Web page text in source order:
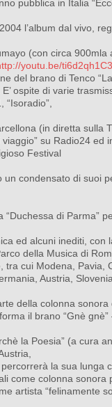
pubblica in Italia
l’album dal vivo,
(con circa
youtu.be/
del brano di Tenco “La
ospite di varie
(in diretta sulla
su Radio24 ed
Festival
un condensato di suoi
“Duchessa di Parma”
ed alcuni inediti, con
della Musica di
cui Modena, Pavia,
Austria, Slovenia,
della colonna sonora
il brano “Gnè gnè”
la Poesia” (a cura
la sua lunga
come colonna sonora
artista “felinamente